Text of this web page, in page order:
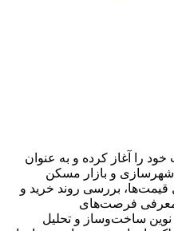
از سال ۱۳۸۷ فعالیت خود را آغاز کرده و به عنوان
و بازار مسکن
قیمت‌ها، بررسی روند خرید و
معرفی فرصت‌های
ساخت‌وساز و تحلیل